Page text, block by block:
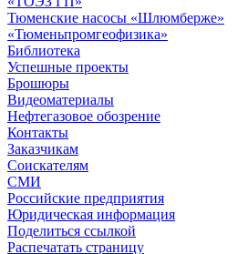
Тюменские насосы «Шлюмберже»
«Тюменьпромгеофизика»
Библиотека
Успешные проекты
Брошюры
Видеоматериалы
Нефтегазовое обозрение
Контакты
Заказчикам
Соискателям
СМИ
Российские предприятия
Юридическая информация
Поделиться ссылкой
Распечатать страницу